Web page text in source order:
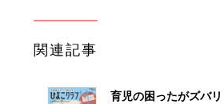
関連記事
育児の困ったがズバ